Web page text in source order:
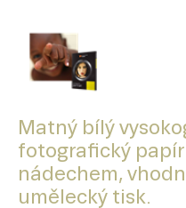
Matný bílý
fotografický
nádechem,
umělecký tisk.